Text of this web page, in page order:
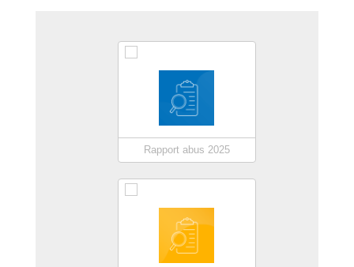
Rapport abus 2025